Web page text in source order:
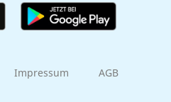
Impressum AGB